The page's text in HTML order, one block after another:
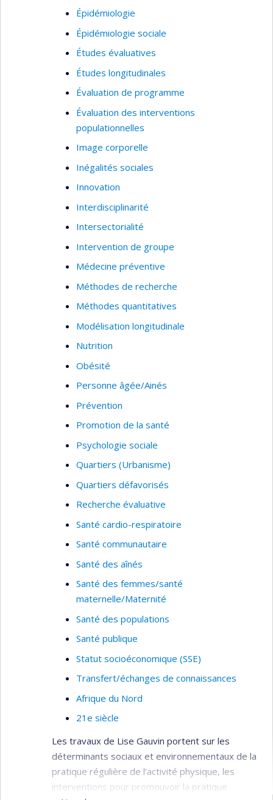
Épidémiologie
Épidémiologie sociale
Études évaluatives
Études longitudinales
Évaluation de programme
Évaluation des interventions
populationnelles
Image corporelle
Inégalités sociales
Innovation
Interdisciplinarité
Intersectorialité
Intervention de groupe
Médecine préventive
Méthodes de recherche
Méthodes quantitatives
Modélisation longitudinale
Nutrition
Obésité
Personne âgée/Ainés
Prévention
Promotion de la santé
Psychologie sociale
Quartiers (Urbanisme)
Quartiers défavorisés
Recherche évaluative
Santé cardio-respiratoire
Santé communautaire
Santé des aînés
Santé des femmes/santé
maternelle/Maternité
Santé des populations
Santé publique
Statut socioéconomique (SSE)
Transfert/échanges de connaissances
Afrique du Nord
21e siècle
Les travaux de Lise Gauvin portent sur les
déterminants sociaux et environnementaux de la
pratique régulière de l’activité physique, les
interventions pour promouvoir la pratique